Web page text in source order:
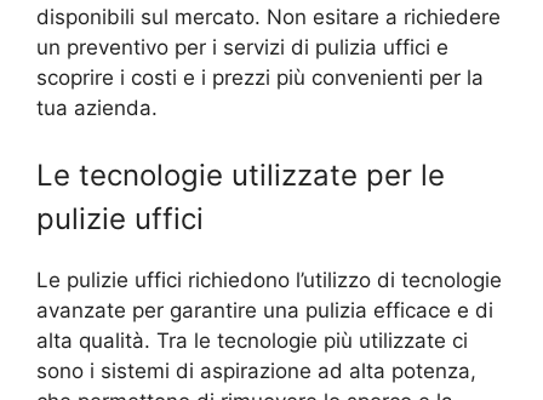
disponibili sul mercato. Non esitare a richiedere
un preventivo per i servizi di pulizia uffici e
scoprire i costi e i prezzi più convenienti per la
tua azienda.
Le tecnologie utilizzate per le
pulizie uffici
Le pulizie uffici richiedono l’utilizzo di tecnologie
avanzate per garantire una pulizia efficace e di
alta qualità. Tra le tecnologie più utilizzate ci
sono i sistemi di aspirazione ad alta potenza,